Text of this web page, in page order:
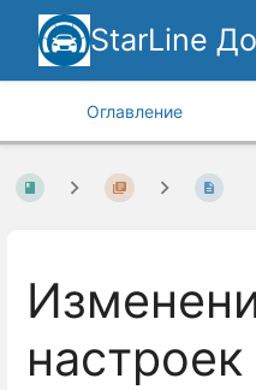
StarLine
Оглавление
настроек